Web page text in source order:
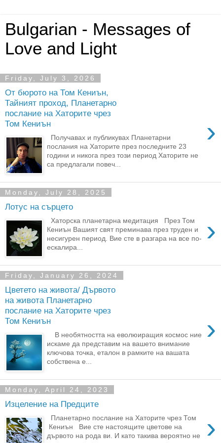
Bulgarian - Messages of
Love and Light
Friday, July 3, 2026
От бюрото на Том Кениън,
Тайният проход, Планетарно
послание на Хаторите чрез
Том Кениън
›
Получавах и публикувах Планетарни
послания на Хаторите през последните 23
години и никога през този период Хаторите не
са предлагали повеч...
Monday, July 28, 2025
Лотус на сърцето
›
Хаторска планетарна медитация През Том
Кениън Вашият свят преминава през труден и
несигурен период. Вие сте в разгара на все по-
ескалира...
Friday, January 26, 2024
Цветето на живота/ Дървото
на живота Планетарно
послание на Хаторите чрез
Том Кениън
›
В необятността на еволюиращия космос ние
искаме да представим на вашето внимание
ключова точка, еталон в рамките на вашата
собствена е...
Monday, April 24, 2023
Изцеление на Предците
›
Планетарно послание на Хаторите чрез Том
Кениън Вие сте настоящите цветове на
дървото на рода ви. И като такива вероятно не